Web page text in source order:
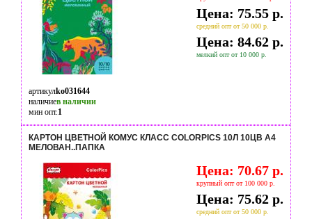
Цена: 75.55 р.
средний опт от 50 000 р.
Цена: 84.62 р.
мелкий опт от 10 000 р.
артикулko031644
наличиев наличии
мин опт.1
КАРТОН ЦВЕТНОЙ КОМУС КЛАСС COLORPICS 10Л 10ЦВ А4
МЕЛОВАН..ПАПКА
Цена: 70.67 р.
крупный опт от 100 000 р.
Цена: 75.62 р.
средний опт от 50 000 р.